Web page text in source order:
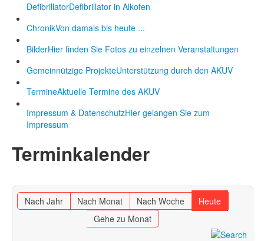
DefibrillatorDefibrillator in Alkofen
ChronikVon damals bis heute ...
BilderHier finden Sie Fotos zu einzelnen Veranstaltungen
Gemeinnützige ProjekteUnterstützung durch den AKUV
TermineAktuelle Termine des AKUV
Impressum & DatenschutzHier gelangen Sie zum
Impressum
Terminkalender
Nach Jahr Nach Monat Nach Woche
Heute
Gehe zu Monat